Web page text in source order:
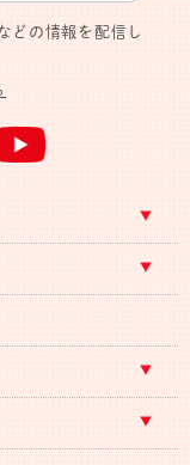
どの情報を配信し